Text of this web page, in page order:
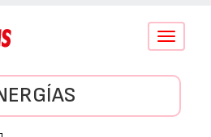
Conmutar